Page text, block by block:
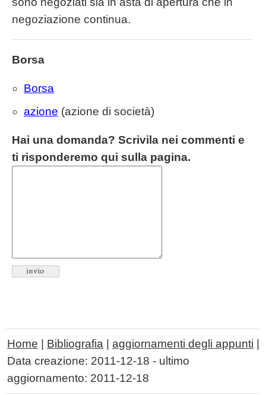
negoziazione continua.
Borsa
Borsa
azione (azione di società)
Hai una domanda? Scrivila nei commenti e
ti risponderemo qui sulla pagina.
Home Bibliografia aggiornamenti degli appunti
Data creazione: 2011-12-18 - ultimo
aggiornamento: 2011-12-18